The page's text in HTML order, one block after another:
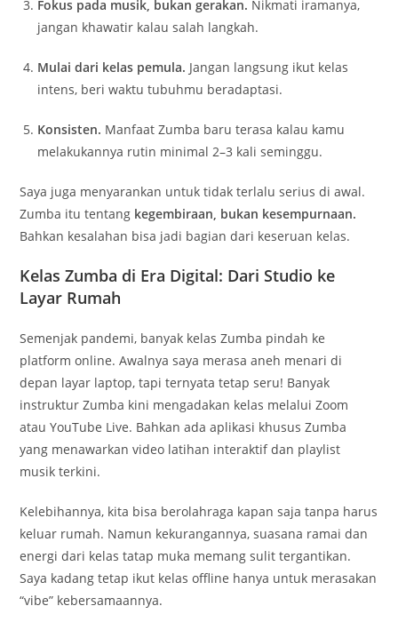
Fokus pada musik, bukan gerakan. Nikmati iramanya,
jangan khawatir kalau salah langkah.
Mulai dari kelas pemula. Jangan langsung ikut kelas
intens, beri waktu tubuhmu beradaptasi.
Konsisten. Manfaat Zumba baru terasa kalau kamu
melakukannya rutin minimal 2–3 kali seminggu.
Saya juga menyarankan untuk tidak terlalu serius di awal.
Zumba itu tentang kegembiraan, bukan kesempurnaan.
Bahkan kesalahan bisa jadi bagian dari keseruan kelas.
Kelas Zumba di Era Digital: Dari Studio ke
Layar Rumah
Semenjak pandemi, banyak kelas Zumba pindah ke
platform online. Awalnya saya merasa aneh menari di
depan layar laptop, tapi ternyata tetap seru! Banyak
instruktur Zumba kini mengadakan kelas melalui Zoom
atau YouTube Live. Bahkan ada aplikasi khusus Zumba
yang menawarkan video latihan interaktif dan playlist
musik terkini.
Kelebihannya, kita bisa berolahraga kapan saja tanpa harus
keluar rumah. Namun kekurangannya, suasana ramai dan
energi dari kelas tatap muka memang sulit tergantikan.
Saya kadang tetap ikut kelas offline hanya untuk merasakan
“vibe” kebersamaannya.